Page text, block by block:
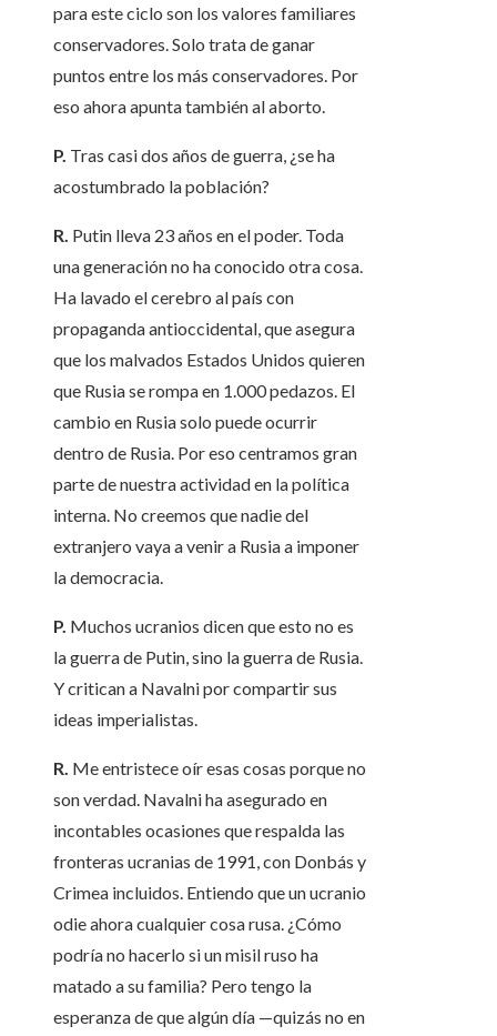
para este ciclo son los valores familiares
conservadores. Solo trata de ganar
puntos entre los más conservadores. Por
eso ahora apunta también al aborto.
P. Tras casi dos años de guerra, ¿se ha
acostumbrado la población?
R. Putin lleva 23 años en el poder. Toda
una generación no ha conocido otra cosa.
Ha lavado el cerebro al país con
propaganda antioccidental, que asegura
que los malvados Estados Unidos quieren
que Rusia se rompa en 1.000 pedazos. El
cambio en Rusia solo puede ocurrir
dentro de Rusia. Por eso centramos gran
parte de nuestra actividad en la política
interna. No creemos que nadie del
extranjero vaya a venir a Rusia a imponer
la democracia.
P. Muchos ucranios dicen que esto no es
la guerra de Putin, sino la guerra de Rusia.
Y critican a Navalni por compartir sus
ideas imperialistas.
R. Me entristece oír esas cosas porque no
son verdad. Navalni ha asegurado en
incontables ocasiones que respalda las
fronteras ucranias de 1991, con Donbás y
Crimea incluidos. Entiendo que un ucranio
odie ahora cualquier cosa rusa. ¿Cómo
podría no hacerlo si un misil ruso ha
matado a su familia? Pero tengo la
esperanza de que algún día —quizás no en